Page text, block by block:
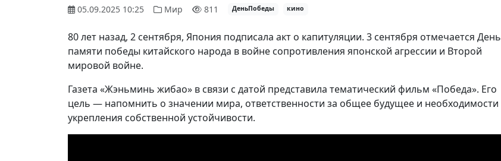
05.09.2025 10:25 Мир 811 ДеньПобеды кино
80 лет назад, 2 сентября, Япония подписала акт о капитуляции. 3 сентября отмечается День
памяти победы китайского народа в войне сопротивления японской агрессии и Второй
мировой войне.
Газета «Жэньминь жибао» в связи с датой представила тематический фильм «Победа». Его
цель — напомнить о значении мира, ответственности за общее будущее и необходимости
укрепления собственной устойчивости.